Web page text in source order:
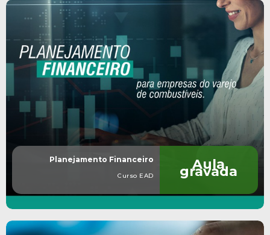
Planejamento Financeiro
Curso EAD
Aula
gravada